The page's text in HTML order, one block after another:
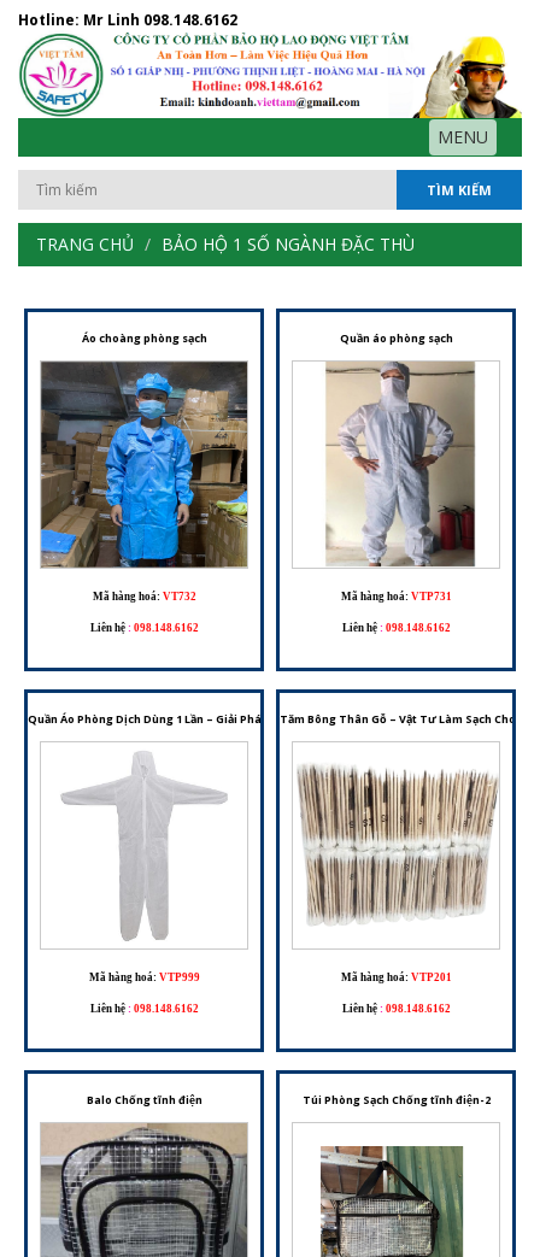
Hotline: Mr Linh 098.148.6162
MENU
TÌM KIẾM
TRANG CHỦ BẢO HỘ 1 SỐ NGÀNH ĐẶC THÙ
Áo choàng phòng sạch
Mã hàng hoá: VT732
Liên hệ : 098.148.6162
Quần áo phòng sạch
Mã hàng hoá: VTP731
Liên hệ : 098.148.6162
Quần Áo Phòng Dịch Dùng 1 Lần – Giải Pháp Bảo Hộ Cho Môi Trường Y Tế Và Phòng Sạch
Mã hàng hoá: VTP999
Liên hệ : 098.148.6162
Tăm Bông Thân Gỗ – Vật Tư Làm Sạch Cho
Mã hàng hoá: VTP201
Liên hệ : 098.148.6162
Balo Chống tĩnh điện Túi Phòng Sạch Chống tĩnh điện-2